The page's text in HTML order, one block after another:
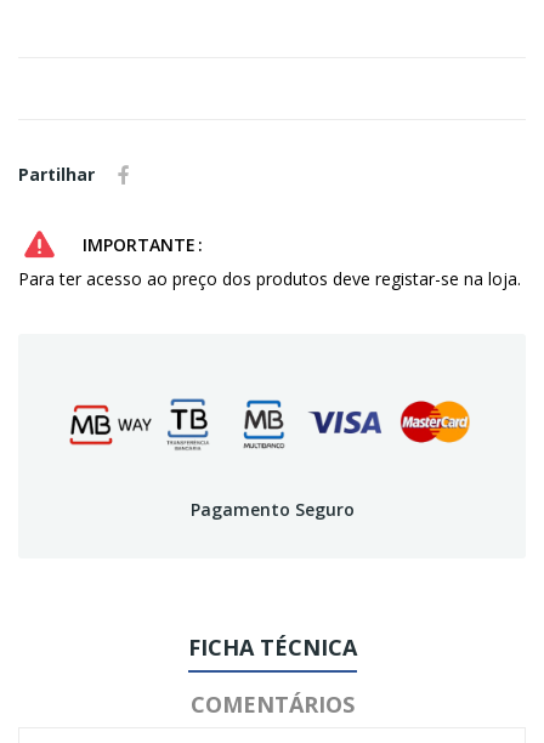
Partilhar
IMPORTANTE
Para ter acesso ao preço dos produtos deve registar-se na loja.
Pagamento Seguro
FICHA TÉCNICA
COMENTÁRIOS